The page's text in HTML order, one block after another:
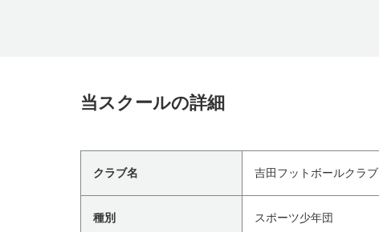
当スクールの詳細
クラブ名 吉田フットボールクラブ
種別 スポーツ少年団